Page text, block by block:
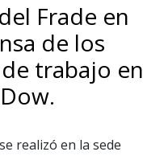
Frade en
de los
trabajo en
Dow.
realizó en la sede